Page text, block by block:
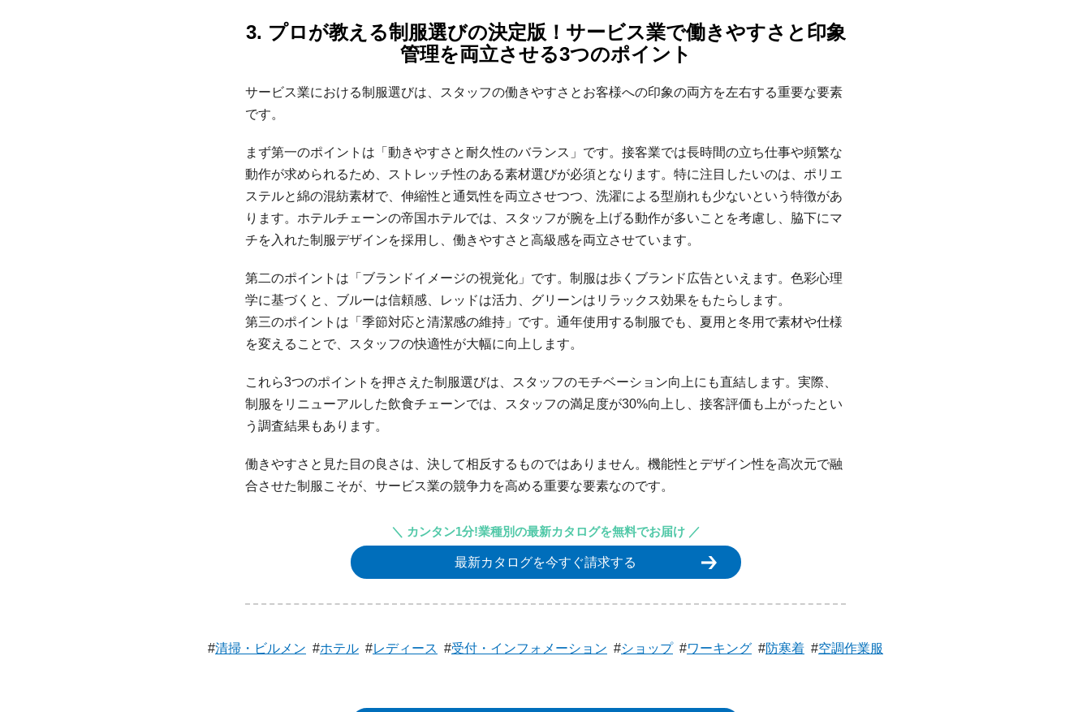
3. プロが教える制服選びの決定版！サービス業で働きやすさと印象
管理を両立させる3つのポイント
サービス業における制服選びは、スタッフの働きやすさとお客様への印象の両方を左右する重要な要素
です。
まず第一のポイントは「動きやすさと耐久性のバランス」です。接客業では長時間の立ち仕事や頻繁な
動作が求められるため、ストレッチ性のある素材選びが必須となります。特に注目したいのは、ポリエ
ステルと綿の混紡素材で、伸縮性と通気性を両立させつつ、洗濯による型崩れも少ないという特徴があ
ります。ホテルチェーンの帝国ホテルでは、スタッフが腕を上げる動作が多いことを考慮し、脇下にマ
チを入れた制服デザインを採用し、働きやすさと高級感を両立させています。
第二のポイントは「ブランドイメージの視覚化」です。制服は歩くブランド広告といえます。色彩心理
学に基づくと、ブルーは信頼感、レッドは活力、グリーンはリラックス効果をもたらします。
第三のポイントは「季節対応と清潔感の維持」です。通年使用する制服でも、夏用と冬用で素材や仕様
を変えることで、スタッフの快適性が大幅に向上します。
これら3つのポイントを押さえた制服選びは、スタッフのモチベーション向上にも直結します。実際、
制服をリニューアルした飲食チェーンでは、スタッフの満足度が30%向上し、接客評価も上がったとい
う調査結果もあります。
働きやすさと見た目の良さは、決して相反するものではありません。機能性とデザイン性を高次元で融
合させた制服こそが、サービス業の競争力を高める重要な要素なのです。
＼ カンタン1分!業種別の最新カタログを無料でお届け ／
最新カタログを今すぐ請求する
#清掃・ビルメン #ホテル #レディース #受付・インフォメーション #ショップ#ワーキング #防寒着 #空調作業服